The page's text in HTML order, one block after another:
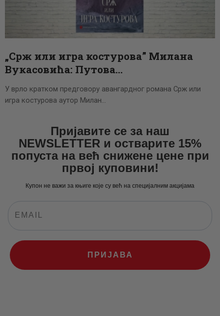
„Срж или игра костурова” Милана
Вукасовића: Путова…
У врло кратком предговору авангардног романа Срж или
игра костурова аутор Милан…
Пријавите се за наш
NEWSLETTER и остварите 15%
попуста на већ снижене цене при
првој куповини!
Купон не важи за књиге које су већ на специјалним акцијама
ПРИЈАВА